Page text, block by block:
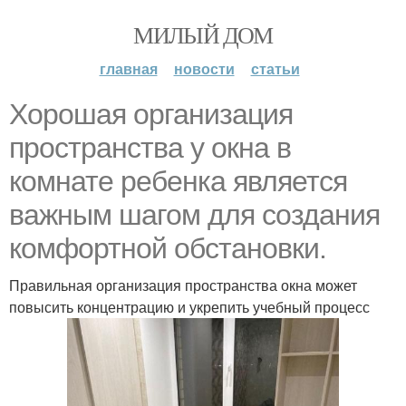
МИЛЫЙ ДОМ
главная новости статьи
Хорошая организация
пространства у окна в
комнате ребенка является
важным шагом для создания
комфортной обстановки.
Правильная организация пространства окна может
повысить концентрацию и укрепить учебный процесс